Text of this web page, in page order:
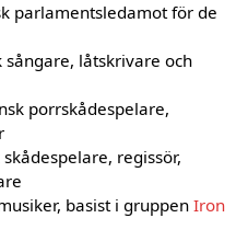
parlamentsledamot för de
sångare, låtskrivare och
porrskådespelare,
skådespelare, regissör,
basist i gruppenIron